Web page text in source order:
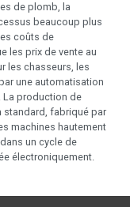
de plomb, la
beaucoup plus
coûts de
les prix de vente au
les chasseurs, les
une automatisation
production de
standard, fabriqué par
machines hautement
un cycle de
électroniquement.